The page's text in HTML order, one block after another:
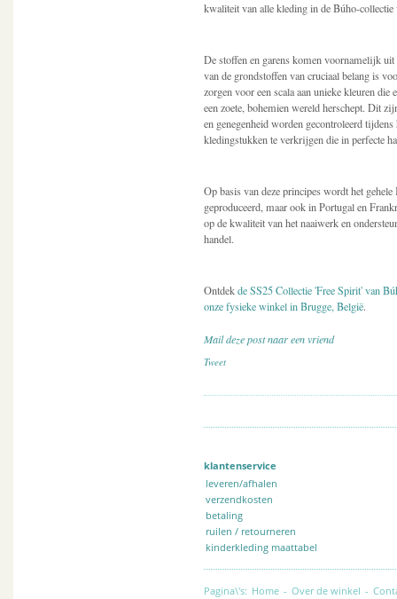
kwaliteit van alle kleding in de Búho-
De stoffen en garens komen voornamelijk
van de grondstoffen van cruciaal belang is
zorgen voor een scala aan unieke kleuren
een zoete, bohemien wereld herschept. Dit
en genegenheid worden gecontroleerd
kledingstukken te verkrijgen die in perfecte
Op basis van deze principes wordt het
geproduceerd, maar ook in Portugal en
op de kwaliteit van het naaiwerk en
handel.
Ontdekde SS25 Collectie 'Free Spirit' van
onze fysieke winkel in Brugge, België.
Mail deze post naar een vriend
Tweet
klantenservice
leveren/afhalen
verzendkosten
betaling
ruilen / retourneren
kinderkleding maattabel
Pagina\'s: Home - Over de winkel -